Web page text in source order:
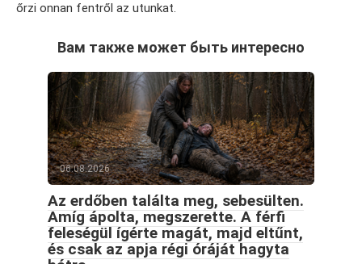
őrzi onnan fentről az utunkat.
Вам также может быть интересно
06.08.2026
Az erdőben találta meg, sebesülten.
Amíg ápolta, megszerette. A férfi
feleségül ígérte magát, majd eltűnt,
és csak az apja régi óráját hagyta